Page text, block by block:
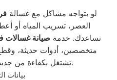
لو بتواجه مشاكل مع غسالة
العصر، تسريب المياه أو
نساعدك. خدمة صيانة غسالات
متخصصين، أدوات حديثة،
تشتغل بكفاءة من جديد وتعيش معاك أطول.
بيانات